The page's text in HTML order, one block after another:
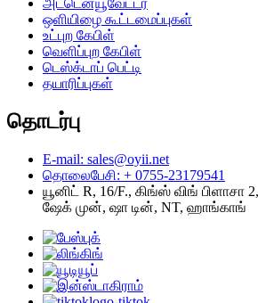
ஒளியிழை கூட்டமைப்புகள்
உட்புற கேபிள்
வெளிப்புற கேபிள்
டெஸ்க்டாப் பெட்டி
தயாரிப்புகள்
தொடர்பு
E-mail: sales@oyii.net
தொலைபேசி: + 0755-23179541
யூனிட் R, 16/F., கிங்ஸ் விங் பிளாசா
ஷேக் முன், ஷா டின், NT, ஹாங்காங்